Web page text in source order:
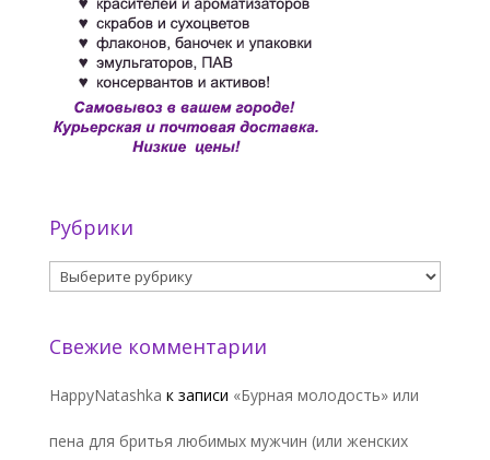
Рубрики
Рубрики
Свежие комментарии
HappyNatashka к записи «Бурная молодость» или
пена для бритья любимых мужчин (или женских